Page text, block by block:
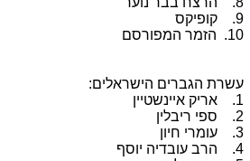
9. קופיקס
10. הזמר המפורסם
עשרת הגברים הישראלים:
1. אריק איינשטיין
2. ספי ריבלין
3. עומרי חיון
4. הרב עובדיה יוסף